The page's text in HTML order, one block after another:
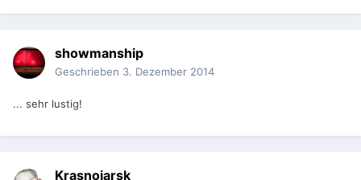
showmanship
Geschrieben 3. Dezember 2014
... sehr lustig!